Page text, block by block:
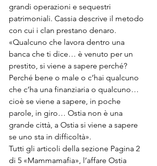
grandi operazioni e sequestri
patrimoniali. Cassia descrive il metodo
con cui i clan prestano denaro.
«Qualcuno che lavora dentro una
banca che ti dice… è venuto per un
prestito, si viene a sapere perché?
Perché bene o male o c’hai qualcuno
che c’ha una finanziaria o qualcuno…
cioè se viene a sapere, in poche
parole, in giro… Ostia non è una
grande città, a Ostia si viene a sapere
se uno sta in difficoltà».
Tutti gli articoli della sezione Pagina 2
di 5 «Mammamafia», l’affare Ostia